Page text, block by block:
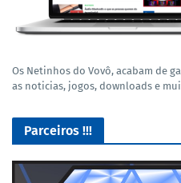
Os Netinhos do Vovô, acabam de
as noticias, jogos, downloads e
Parceiros !!!
Lives de Gameplay no Facebook